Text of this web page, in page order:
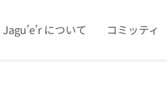
Jagu’e’r について コミッティ